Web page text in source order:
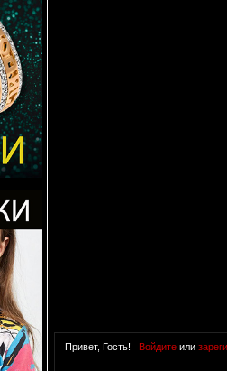
Привет, Гость! Войдитеили